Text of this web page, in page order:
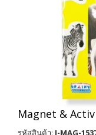
Magnet &
รหัสสินค้า: I-MAG-